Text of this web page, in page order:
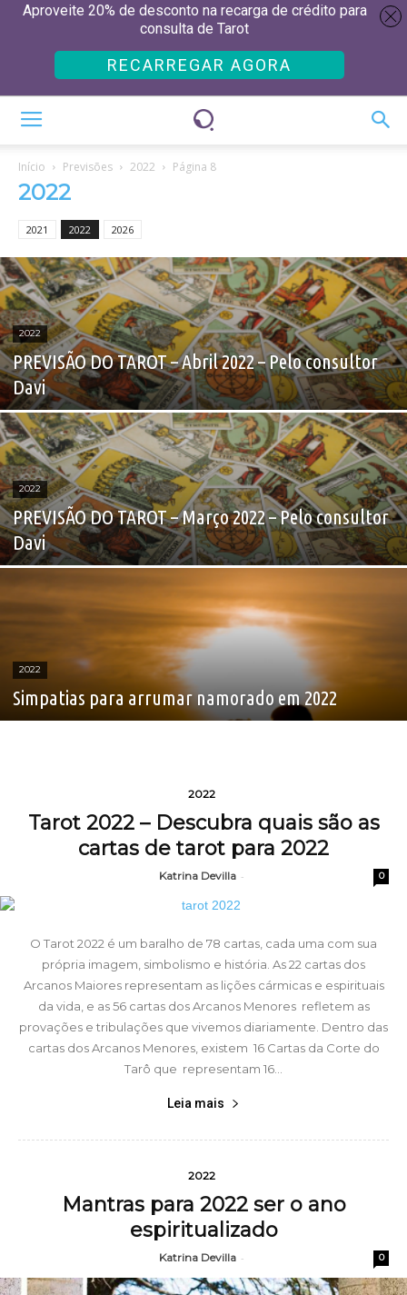
Início Previsões 2022 Página 8
2022
2021 2022 2026
2022
PREVISÃO DO TAROT – Abril 2022 – Pelo consultor
Davi
2022
PREVISÃO DO TAROT – Março 2022 – Pelo consultor
Davi
2022
Simpatias para arrumar namorado em 2022
2022
Tarot 2022 – Descubra quais são as
cartas de tarot para 2022
Katrina Devilla - 0
O Tarot 2022 é um baralho de 78 cartas, cada uma com sua
própria imagem, simbolismo e história. As 22 cartas dos
Arcanos Maiores representam as lições cármicas e espirituais
da vida, e as 56 cartas dos Arcanos Menores refletem as
provações e tribulações que vivemos diariamente. Dentro das
cartas dos Arcanos Menores, existem 16 Cartas da Corte do
Tarô que representam 16...
Leia mais
2022
Mantras para 2022 ser o ano
espiritualizado
Katrina Devilla - 0
Aproveite 20% de desconto na recarga de crédito para
consulta de Tarot
RECARREGAR AGORA